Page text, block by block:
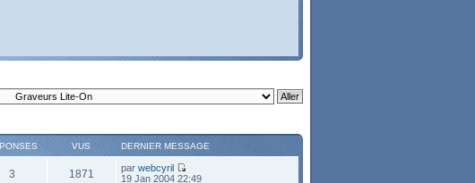
VUS DERNIER MESSAGE
3 1871 par webcyril
19 Jan 2004 22:49